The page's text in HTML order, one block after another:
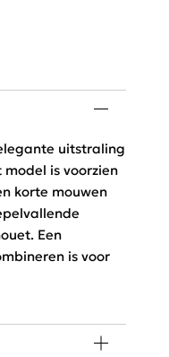
uitstraling
is voorzien
korte mouwen
Een
is voor